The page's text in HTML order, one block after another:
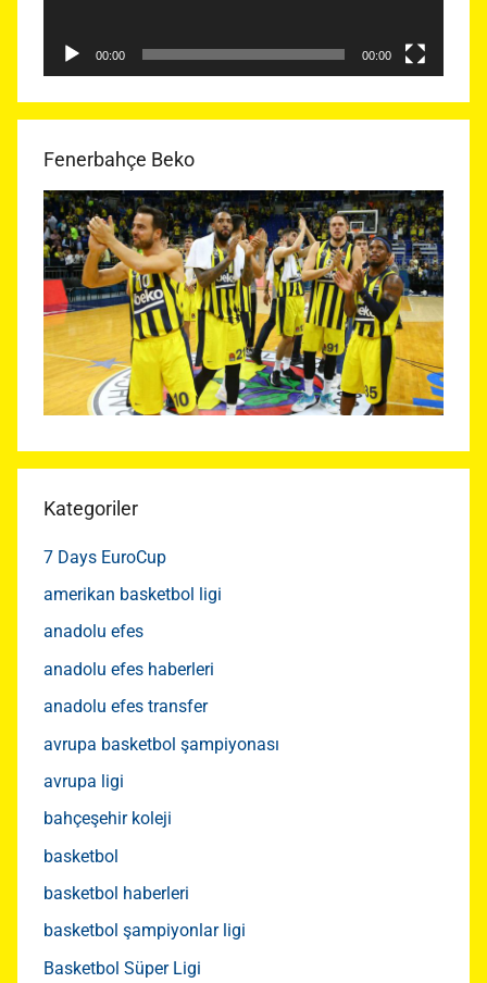
00:00 00:00
Fenerbahçe Beko
Kategoriler
7 Days EuroCup
amerikan basketbol ligi
anadolu efes
anadolu efes haberleri
anadolu efes transfer
avrupa basketbol şampiyonası
avrupa ligi
bahçeşehir koleji
basketbol
basketbol haberleri
basketbol şampiyonlar ligi
Basketbol Süper Ligi